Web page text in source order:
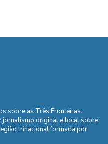
sobre as Três Fronteiras.
jornalismo original e local sobre
trinacional formada por